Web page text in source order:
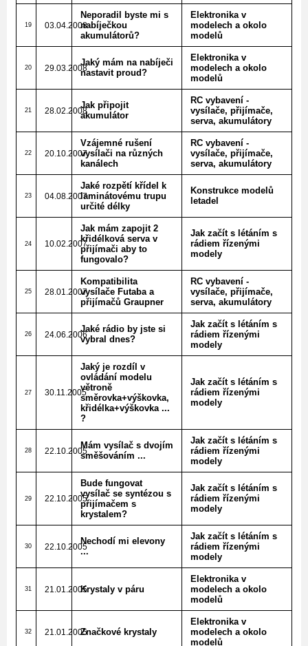
19 03.04.2008
Neporadil byste mi s
nabíječkou
akumulátorů?
Elektronika v
modelech a okolo
modelů
20 29.03.2008
Jaký mám na nabíječi
nastavit proud?
Elektronika v
modelech a okolo
modelů
21 28.02.2008
Jak připojit
akumulátor
RC vybavení -
vysílače, přijímače,
serva, akumulátory
22 20.10.2007
Vzájemné rušení
vysílači na různých
kanálech
RC vybavení -
vysílače, přijímače,
serva, akumulátory
23 04.08.2007
Jaké rozpětí křídel k
laminátovému trupu
určité délky
Konstrukce modelů
letadel
24 10.02.2007
Jak mám zapojit 2
křidélková serva v
přijímači aby to
fungovalo?
Jak začít s létáním s
rádiem řízenými
modely
25 28.01.2007
Kompatibilita
vysílače Futaba a
přijímačů Graupner
RC vybavení -
vysílače, přijímače,
serva, akumulátory
26 24.06.2006
Jaké rádio by jste si
vybral dnes?
Jak začít s létáním s
rádiem řízenými
modely
27 30.11.2005
Jaký je rozdíl v
ovládání modelu
větroně
směrovka+výškovka,
křidélka+výškovka ...
?
Jak začít s létáním s
rádiem řízenými
modely
28 22.10.2005
Mám vysílač s dvojím
směšováním ...
Jak začít s létáním s
rádiem řízenými
modely
29 22.10.2005
Bude fungovat
vysílač se syntézou s
přijímačem s
krystalem?
Jak začít s létáním s
rádiem řízenými
modely
30 22.10.2005
Nechodí mi elevony
...
Jak začít s létáním s
rádiem řízenými
modely
31 21.01.2005Krystaly v páru
Elektronika v
modelech a okolo
modelů
32 21.01.2005Značkové krystaly
Elektronika v
modelech a okolo
modelů